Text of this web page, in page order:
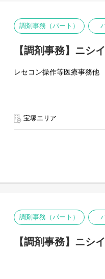
調剤事務（パート）
【調剤事務】ニシ
レセコン操作等医療事務他
宝塚エリア
調剤事務（パート）
【調剤事務】ニシ